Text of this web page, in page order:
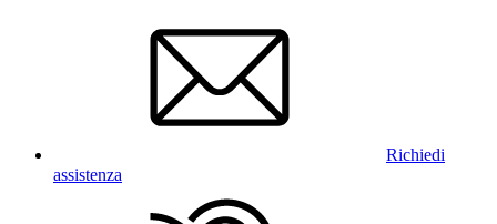
Richiedi
assistenza